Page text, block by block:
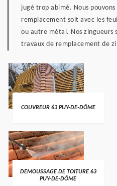
jugé trop abimé. Nous
remplacement soit avec les
ou autre métal. Nos zingueurs
travaux de remplacement de
COUVREUR 63 PUY-DE-DÔME
DEMOUSSAGE DE TOITURE 63
PUY-DE-DÔME